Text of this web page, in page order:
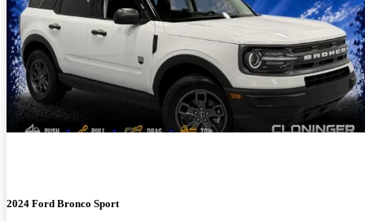
2024 Ford Bronco Sport